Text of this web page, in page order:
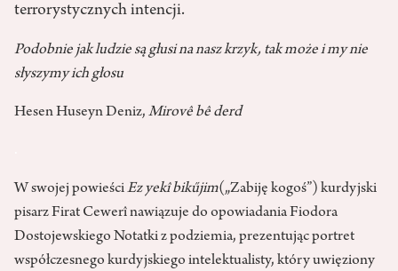
terrorystycznych intencji.
Podobnie jak ludzie są głusi na nasz krzyk, tak może i my nie
słyszymy ich głosu
Hesen Huseyn Deniz, Mirovê bê derd
W swojej powieściEz yekî bikűjim(„Zabiję kogoś”) kurdyjski
pisarz Firat Cewerî nawiązuje do opowiadania Fiodora
Dostojewskiego Notatki z podziemia, prezentując portret
współczesnego kurdyjskiego intelektualisty, który uwięziony